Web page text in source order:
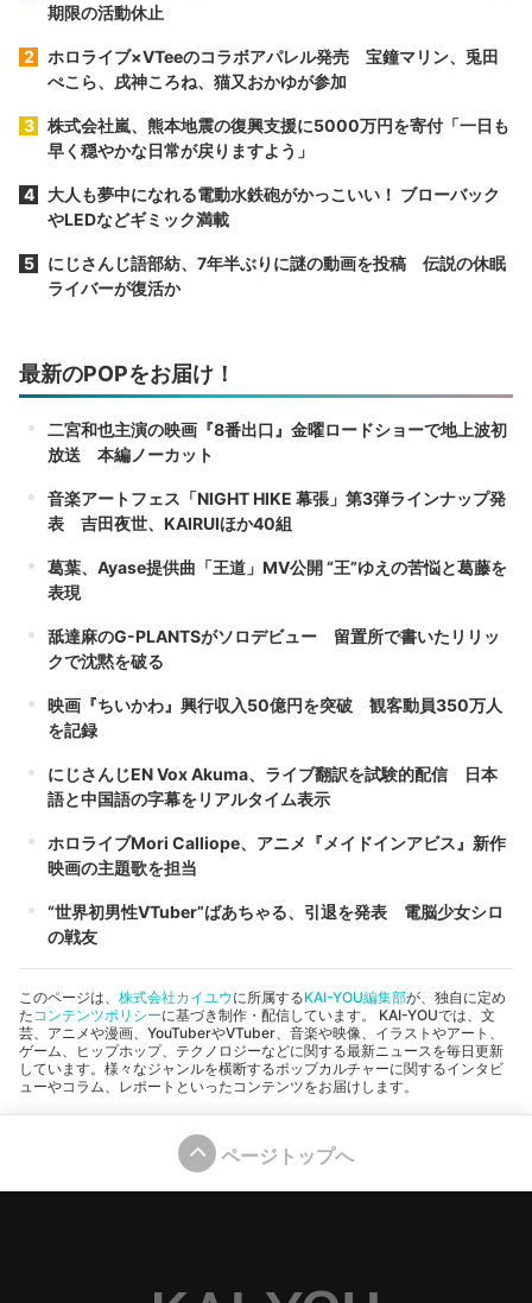
期限の活動休止
ホロライブ×VTeeのコラボアパレル発売 宝鐘マリン、兎田
ぺこら、戌神ころね、猫又おかゆが参加
株式会社嵐、熊本地震の復興支援に5000万円を寄付「一日も
早く穏やかな日常が戻りますよう」
大人も夢中になれる電動水鉄砲がかっこいい！ ブローバック
やLEDなどギミック満載
にじさんじ語部紡、7年半ぶりに謎の動画を投稿 伝説の休眠
ライバーが復活か
最新のPOPをお届け！
二宮和也主演の映画『8番出口』金曜ロードショーで地上波初
放送 本編ノーカット
音楽アートフェス「NIGHT HIKE 幕張」第3弾ラインナップ発
表 吉田夜世、KAIRUIほか40組
葛葉、Ayase提供曲「王道」MV公開 “王”ゆえの苦悩と葛藤を
表現
舐達麻のG-PLANTSがソロデビュー 留置所で書いたリリッ
クで沈黙を破る
映画『ちいかわ』興行収入50億円を突破 観客動員350万人
を記録
にじさんじEN Vox Akuma、ライブ翻訳を試験的配信 日本
語と中国語の字幕をリアルタイム表示
ホロライブMori Calliope、アニメ『メイドインアビス』新作
映画の主題歌を担当
“世界初男性VTuber”ばあちゃる、引退を発表 電脳少女シロ
の戦友
このページは、 株式会社カイユウに所属するKAI-YOU編集部が、独自に定め
たコンテンツポリシーに基づき制作・配信しています。 KAI-YOUでは、文
芸、アニメや漫画、YouTuberやVTuber、音楽や映像、イラストやアート、
ゲーム、ヒップホップ、テクノロジーなどに関する最新ニュースを毎日更新
しています。様々なジャンルを横断するポップカルチャーに関するインタビ
ューやコラム、レポートといったコンテンツをお届けします。
ページトップへ